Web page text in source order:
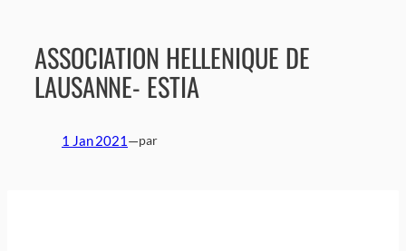
ASSOCIATION HELLENIQUE DE
LAUSANNE- ESTIA
1 Jan 2021 —par